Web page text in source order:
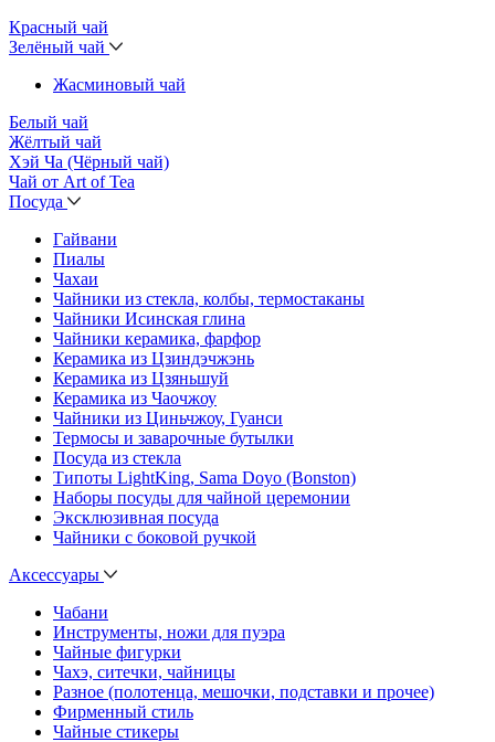
Красный чай
Зелёный чай
Жасминовый чай
Белый чай
Жёлтый чай
Хэй Ча (Чёрный чай)
Чай от Art of Tea
Посуда
Гайвани
Пиалы
Чахаи
Чайники из стекла, колбы, термостаканы
Чайники Исинская глина
Чайники керамика, фарфор
Керамика из Цзиндэчжэнь
Керамика из Цзяньшуй
Керамика из Чаочжоу
Чайники из Циньчжоу, Гуанси
Термосы и заварочные бутылки
Посуда из стекла
Типоты LightKing, Sama Doyo (Bonston)
Наборы посуды для чайной церемонии
Эксклюзивная посуда
Чайники с боковой ручкой
Аксессуары
Чабани
Инструменты, ножи для пуэра
Чайные фигурки
Чахэ, ситечки, чайницы
Разное (полотенца, мешочки, подставки и прочее)
Фирменный стиль
Чайные стикеры